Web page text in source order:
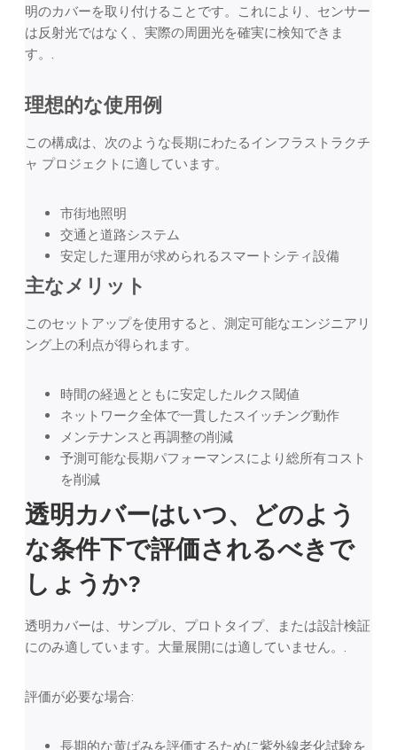
明のカバーを取り付けることです。これにより、センサー
は反射光ではなく、実際の周囲光を確実に検知できま
す。.
理想的な使用例
この構成は、次のような長期にわたるインフラストラクチ
ャ プロジェクトに適しています。
市街地照明
交通と道路システム
安定した運用が求められるスマートシティ設備
主なメリット
このセットアップを使用すると、測定可能なエンジニアリ
ング上の利点が得られます。
時間の経過とともに安定したルクス閾値
ネットワーク全体で一貫したスイッチング動作
メンテナンスと再調整の削減
予測可能な長期パフォーマンスにより総所有コスト
を削減
透明カバーはいつ、どのよう
な条件下で評価されるべきで
しょうか?
透明カバーは、サンプル、プロトタイプ、または設計検証
にのみ適しています。大量展開には適していません。.
評価が必要な場合:
長期的な黄ばみを評価するために紫外線老化試験を